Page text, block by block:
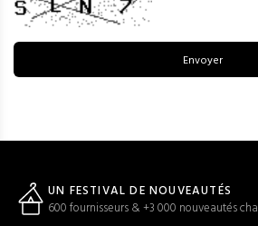
Envoyer
UN FESTIVAL DE NOUVEAUTÉS
600 fournisseurs & +3 000 nouveautés